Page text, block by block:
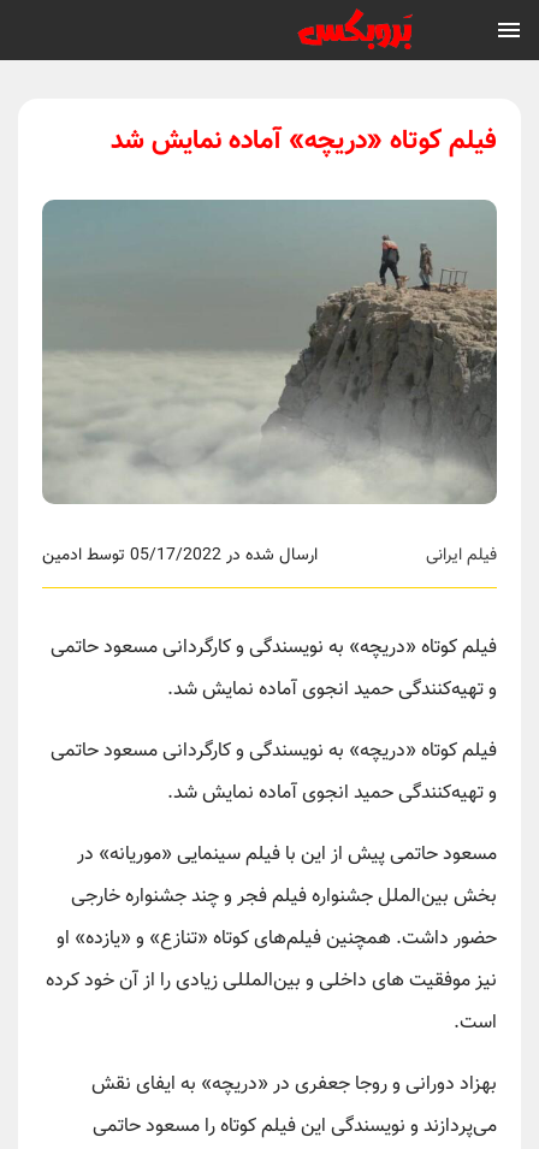
فیلم کوتاه «دریچه» آماده نمایش شد
ارسال شده در 05/17/2022 توسط ادمین فیلم ایرانی
فیلم کوتاه «دریچه» به نویسندگی و کارگردانی مسعود حاتمی
و تهیه‌کنندگی حمید انجوی آماده نمایش شد.
فیلم کوتاه «دریچه» به نویسندگی و کارگردانی مسعود حاتمی
و تهیه‌کنندگی حمید انجوی آماده نمایش شد.
مسعود حاتمی پیش از این با فیلم سینمایی «موریانه» در
بخش بین‌الملل جشنواره فیلم فجر و چند جشنواره خارجی
حضور داشت. همچنین فیلم‌‌های کوتاه‌ «تنازع» و «یازده» او
نیز موفقیت های داخلی و بین‌المللی زیادی را از آن خود کرده
است.
بهزاد دورانی و روجا جعفری در «دریچه» به ایفای نقش
می‌پردازند و نویسندگی این فیلم کوتاه را مسعود حاتمی